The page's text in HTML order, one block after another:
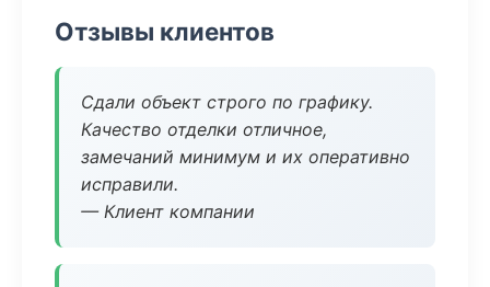
Отзывы клиентов
Сдали объект строго по графику.
Качество отделки отличное,
замечаний минимум и их оперативно
исправили.
— Клиент компании